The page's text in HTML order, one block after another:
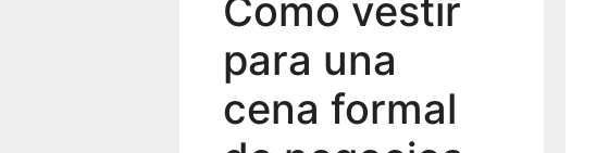
Como vestir
para una
cena formal